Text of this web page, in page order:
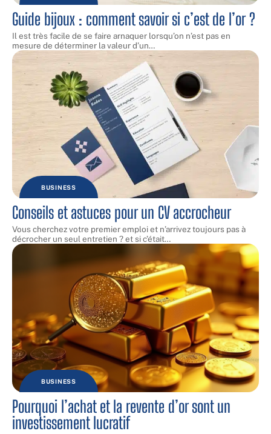
Guide bijoux : comment savoir si c’est de l’or ?
Il est très facile de se faire arnaquer lorsqu’on n’est pas en
mesure de déterminer la valeur d’un…
BUSINESS
Conseils et astuces pour un CV accrocheur
Vous cherchez votre premier emploi et n’arrivez toujours pas à
décrocher un seul entretien ? et si c’était…
BUSINESS
Pourquoi l’achat et la revente d’or sont un
investissement lucratif